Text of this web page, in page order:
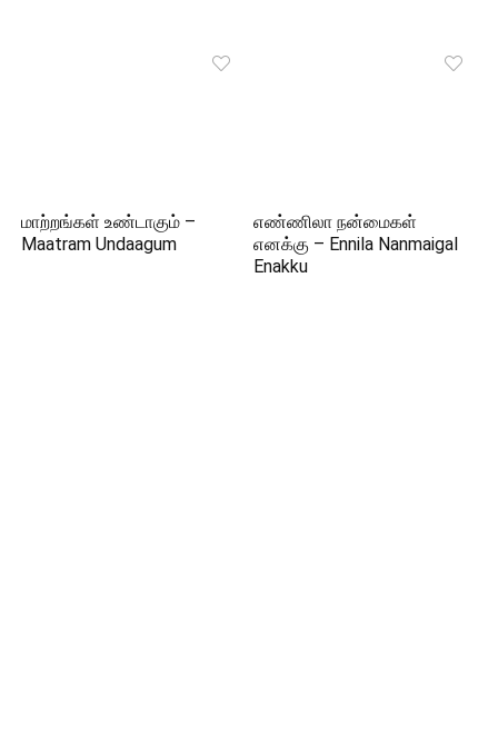
மாற்றங்கள் உண்டாகும் –
Maatram Undaagum
எண்ணிலா நன்மைகள்
எனக்கு – Ennila Nanmaigal
Enakku